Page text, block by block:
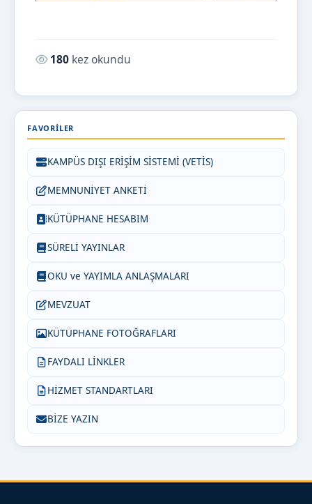
Okunma sayısı:
180 kez okundu
FAVORILER
KAMPÜS DIŞI ERİŞİM SİSTEMİ (VETİS)
MEMNUNİYET ANKETİ
KÜTÜPHANE HESABIM
SÜRELİ YAYINLAR
OKU ve YAYIMLA ANLAŞMALARI
MEVZUAT
KÜTÜPHANE FOTOĞRAFLARI
FAYDALI LİNKLER
HİZMET STANDARTLARI
BİZE YAZIN